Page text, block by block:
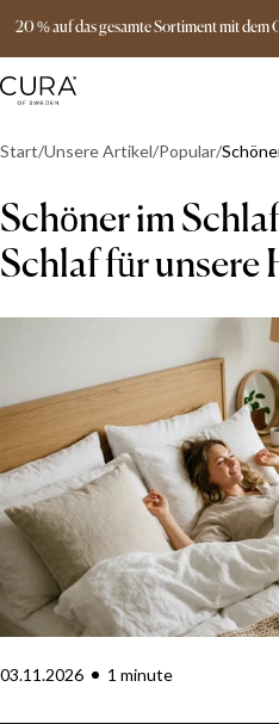
20 % auf das gesamte Sortiment mit dem
Start Unsere Artikel Popular
Schöner im
Schlaf für unsere
03.11.2026 1 minute